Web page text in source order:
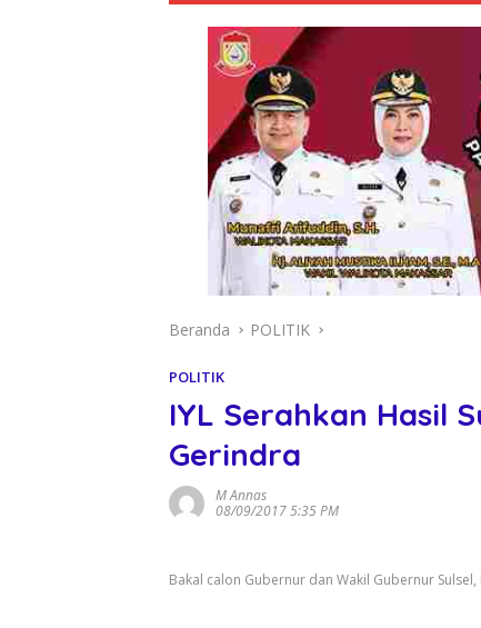
Beranda POLITIK
POLITIK
IYL Serahkan Hasil
Gerindra
M Annas
08/09/2017 5:35 PM
Bakal calon Gubernur dan Wakil Gubernur